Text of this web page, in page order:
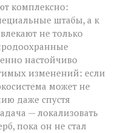
комплексно:
штабы, а к
не только
настойчиво
изменений: если
может не
даже спустя
— локализовать
пока он не стал